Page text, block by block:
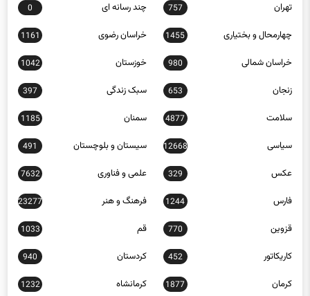
تهران 757 چند رسانه ای 0
چهارمحال و بختیاری 1455 خراسان رضوی 1161
خراسان شمالی 980 خوزستان 1042
زنجان 653 سبک زندگی 397
سلامت 4877 سمنان 1185
سیاسی 12668 سیستان و بلوچستان 491
عکس 329 علمی و فناوری 7632
فارس 1244 فرهنگ و هنر 23277
قزوین 770 قم 1033
کاریکاتور 452 کردستان 940
کرمان 1877 کرمانشاه 1232